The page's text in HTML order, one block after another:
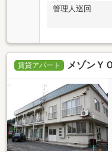
管理人巡回
賃貸アパート メゾンＹ